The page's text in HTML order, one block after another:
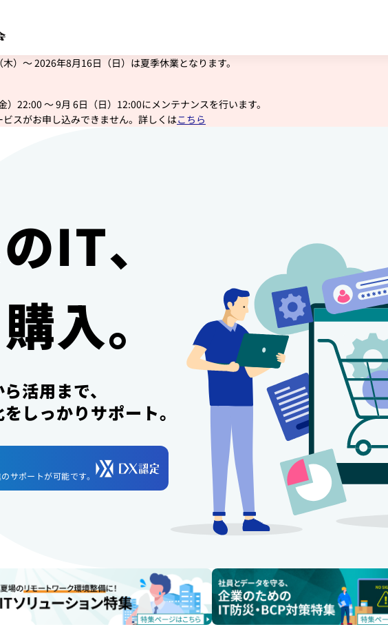
）～ 2026年8月16日（日）は夏季休業となります。
）22:00 ～ 9月 6日（日）12:00にメンテナンスを行います。
スがお申し込みできません。詳しくはこちら
IT、
入。
活用まで、
しっかりサポート。
サポートが可能です。